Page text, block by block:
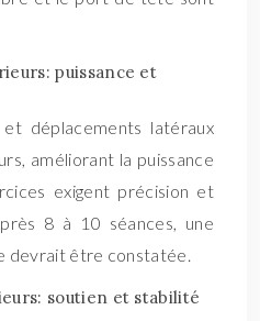
puissance et
déplacements latéraux
améliorant la puissance
exigent précision et
8 à 10 séances, une
devrait être constatée.
soutien et stabilité